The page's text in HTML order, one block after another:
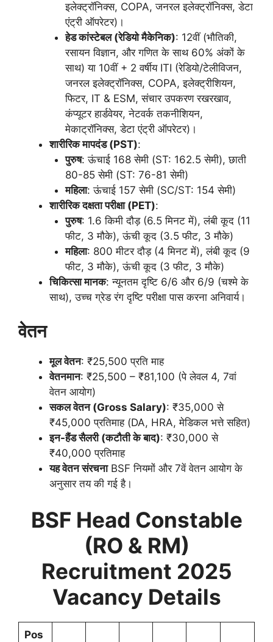
इलेक्ट्रॉनिक्स, COPA, जनरल इलेक्ट्रॉनिक्स, डेटा
एंट्री ऑपरेटर)।
हेड कांस्टेबल (रेडियो मैकेनिक): 12वीं (भौतिकी,
रसायन विज्ञान, और गणित के साथ 60% अंकों के
साथ) या 10वीं + 2 वर्षीय ITI (रेडियो/टेलीविजन,
जनरल इलेक्ट्रॉनिक्स, COPA, इलेक्ट्रीशियन,
फिटर, IT & ESM, संचार उपकरण रखरखाव,
कंप्यूटर हार्डवेयर, नेटवर्क तकनीशियन,
मेकाट्रॉनिक्स, डेटा एंट्री ऑपरेटर)।
शारीरिक मापदंड (PST):
पुरुष: ऊंचाई 168 सेमी (ST: 162.5 सेमी), छाती
80-85 सेमी (ST: 76-81 सेमी)
महिला: ऊंचाई 157 सेमी (SC/ST: 154 सेमी)
शारीरिक दक्षता परीक्षा (PET):
पुरुष: 1.6 किमी दौड़ (6.5 मिनट में), लंबी कूद (11
फीट, 3 मौके), ऊंची कूद (3.5 फीट, 3 मौके)
महिला: 800 मीटर दौड़ (4 मिनट में), लंबी कूद (9
फीट, 3 मौके), ऊंची कूद (3 फीट, 3 मौके)
चिकित्सा मानक: न्यूनतम दृष्टि 6/6 और 6/9 (चश्मे के
साथ), उच्च ग्रेड रंग दृष्टि परीक्षा पास करना अनिवार्य।
वेतन
मूल वेतन: ₹25,500 प्रति माह
वेतनमान: ₹25,500 – ₹81,100 (पे लेवल 4, 7वां
वेतन आयोग)
सकल वेतन (Gross Salary): ₹35,000 से
₹45,000 प्रतिमाह (DA, HRA, मेडिकल भत्ते सहित)
इन-हैंड सैलरी (कटौती के बाद): ₹30,000 से
₹40,000 प्रतिमाह
यह वेतन संरचनाBSF नियमों और 7वें वेतन आयोग के
अनुसार तय की गई है।
BSF Head Constable
(RO & RM)
Recruitment 2025
Vacancy Details
Pos